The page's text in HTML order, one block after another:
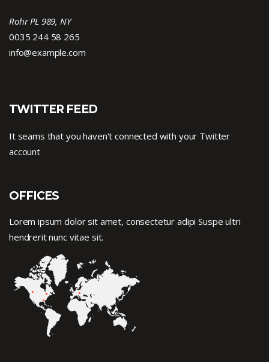
Rohr PL 989, NY
0035 244 58 265
info@example.com
TWITTER FEED
It seams that you haven't connected with your Twitter
account
OFFICES
Lorem ipsum dolor sit amet, consectetur adipi Suspe ultri
hendrerit nunc vitae sit.